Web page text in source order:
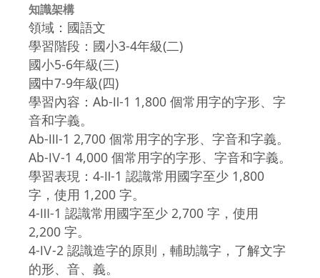
知識架構
領域：國語文
學習階段：國小3-4年級(二)
國小5-6年級(三)
國中7-9年級(四)
學習內容：Ab-Ⅱ-1 1,800 個常用字的字形、字
音和字義。
Ab-Ⅲ-1 2,700 個常用字的字形、字音和字義。
Ab-Ⅳ-1 4,000 個常用字的字形、字音和字義。
學習表現：4-Ⅱ-1 認識常用國字至少 1,800
字，使用 1,200 字。
4-Ⅲ-1 認識常用國字至少 2,700 字，使用
2,200 字。
4-Ⅳ-2 認識造字的原則，輔助識字，了解文字
的形、音、義。